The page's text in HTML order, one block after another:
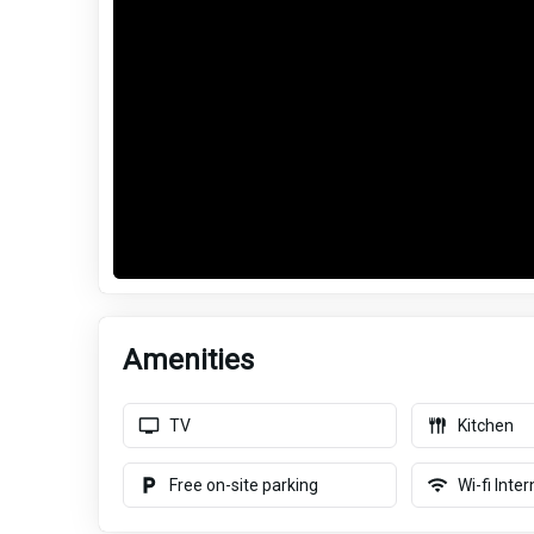
Amenities
TV Kitchen
Free on-site parking Wi-fi